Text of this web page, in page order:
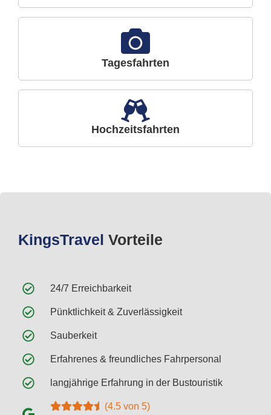
Tagesfahrten
Hochzeitsfahrten
KingsTravel Vorteile
24/7 Erreichbarkeit
Pünktlichkeit & Zuverlässigkeit
Sauberkeit
Erfahrenes & freundliches Fahrpersonal
langjährige Erfahrung in der Bustouristik
(4.5 von 5)